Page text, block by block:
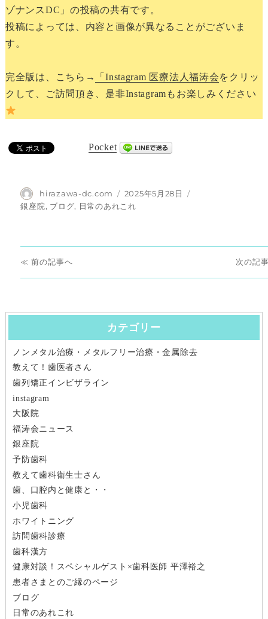
ゾナンスDC」の投稿の共有です。
投稿によっては、内容と画像が異なることがございま
す。
完全版は、こちら→ 「Instagram 医療法人福涛会をクリッ
クして、ご訪問頂き、是非Instagramもお楽しみください
Pocket
投
稿
hirazawa-dc.com
投
稿
2025年5月28日
カ
銀座院, ブログ, 日常のあれこれ
投
稿
ナ
ゲ
ー
シ
ョ
ン
前
前
投
次
次
投
稿:
カテゴリー
ノンメタル治療・メタルフリー治療・金属除去
教えて！歯医者さん
歯列矯正インビザライン
instagram
大阪院
福涛会ニュース
銀座院
予防歯科
教えて歯科衛生士さん
歯、口腔内と健康と・・
小児歯科
ホワイトニング
訪問歯科診療
歯科漢方
健康対談！スペシャルゲスト×歯科医師 平澤裕之
患者さまとのご縁のページ
ブログ
日常のあれこれ